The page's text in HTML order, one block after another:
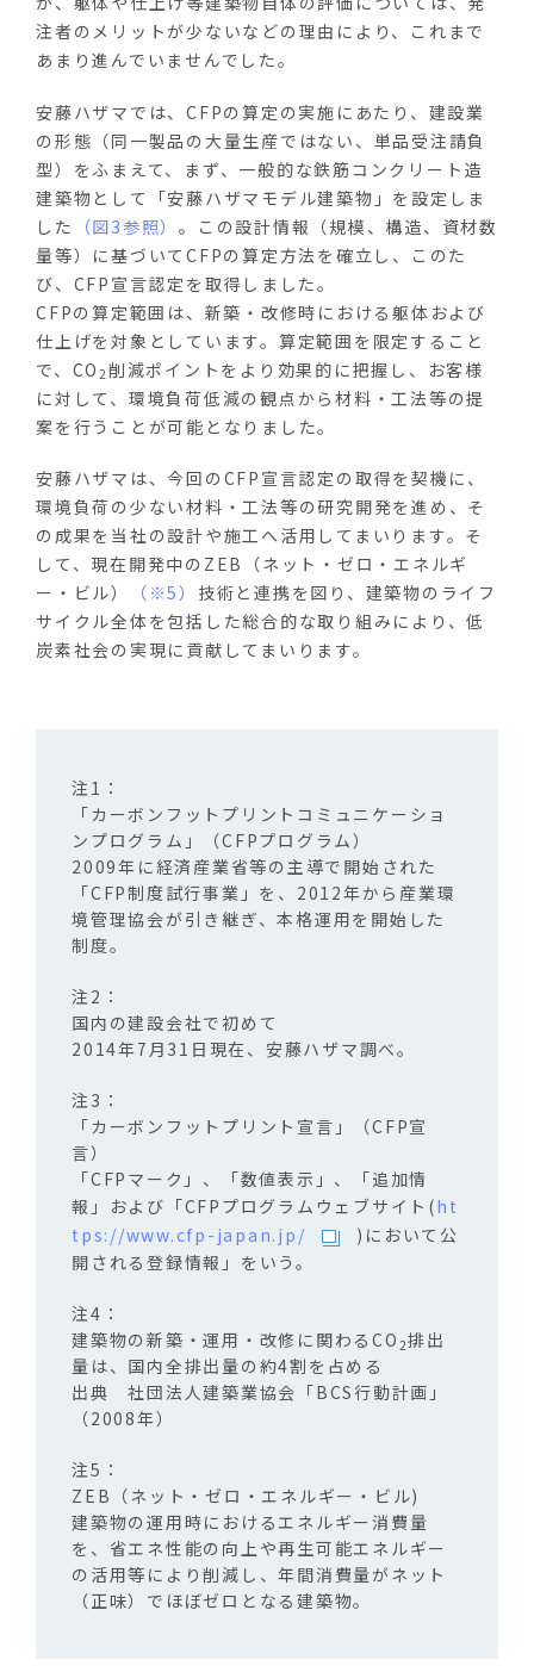
注者のメリットが少ないなどの理由により、これまで
あまり進んでいませんでした。
安藤ハザマでは、CFPの算定の実施にあたり、建設業
の形態（同一製品の大量生産ではない、単品受注請負
型）をふまえて、まず、一般的な鉄筋コンクリート造
建築物として「安藤ハザマモデル建築物」を設定しま
した
（図3参照） 。この設計情報（規模、構造、資材数
量等）に基づいてCFPの算定方法を確立し、このた
び、CFP宣言認定を取得しました。
CFPの算定範囲は、新築・改修時における躯体および
仕上げを対象としています。算定範囲を限定すること
で、CO 2削減ポイントをより効果的に把握し、お客様
に対して、環境負荷低減の観点から材料・工法等の提
案を行うことが可能となりました。
安藤ハザマは、今回のCFP宣言認定の取得を契機に、
環境負荷の少ない材料・工法等の研究開発を進め、そ
の成果を当社の設計や施工へ活用してまいります。そ
して、現在開発中のZEB（ネット・ゼロ・エネルギ
ー・ビル）
（※5） 技術と連携を図り、建築物のライフ
サイクル全体を包括した総合的な取り組みにより、低
炭素社会の実現に貢献してまいります。
「カーボンフットプリントコミュニケーショ
ンプログラム」（CFPプログラム）
2009年に経済産業省等の主導で開始された
「CFP制度試行事業」を、2012年から産業環
境管理協会が引き継ぎ、本格運用を開始した
制度。
国内の建設会社で初めて
2014年7月31日現在、安藤ハザマ調べ。
「カーボンフットプリント宣言」（CFP宣
言）
「CFPマーク」、「数値表示」、「追加情
報」および「CFPプログラムウェブサイト(ht
tps://www.cfp-japan.jp/
)において公
開される登録情報」をいう。
建築物の新築・運用・改修に関わるCO 2排出
量は、国内全排出量の約4割を占める
出典 社団法人建築業協会「BCS行動計画」
（2008年）
ZEB（ネット・ゼロ・エネルギー・ビル)
建築物の運用時におけるエネルギー消費量
を、省エネ性能の向上や再生可能エネルギー
の活用等により削減し、年間消費量がネット
（正味）でほぼゼロとなる建築物。